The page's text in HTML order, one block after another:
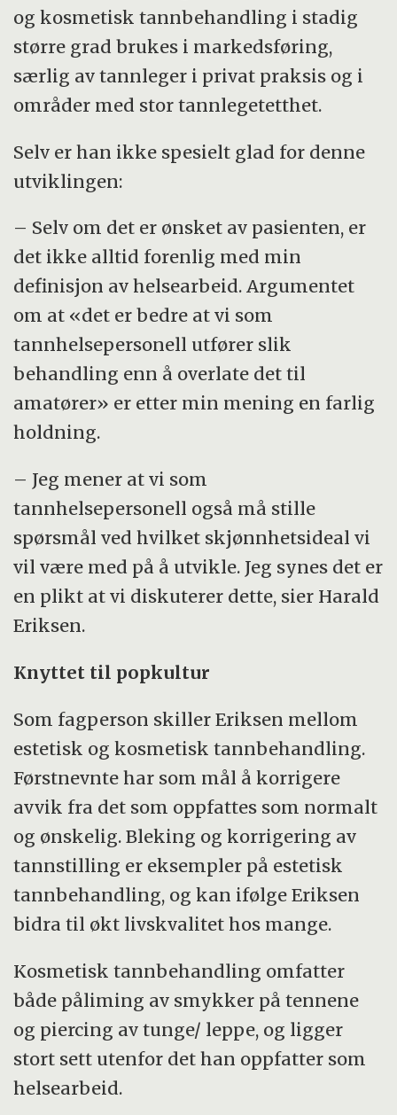
og kosmetisk tannbehandling i stadig
større grad brukes i markedsføring,
særlig av tannleger i privat praksis og i
områder med stor tannlegetetthet.
Selv er han ikke spesielt glad for denne
utviklingen:
– Selv om det er ønsket av pasienten, er
det ikke alltid forenlig med min
definisjon av helsearbeid. Argumentet
om at «det er bedre at vi som
tannhelsepersonell utfører slik
behandling enn å overlate det til
amatører» er etter min mening en farlig
holdning.
– Jeg mener at vi som
tannhelsepersonell også må stille
spørsmål ved hvilket skjønnhetsideal vi
vil være med på å utvikle. Jeg synes det er
en plikt at vi diskuterer dette, sier Harald
Eriksen.
Knyttet til popkultur
Som fagperson skiller Eriksen mellom
estetisk og kosmetisk tannbehandling.
Førstnevnte har som mål å korrigere
avvik fra det som oppfattes som normalt
og ønskelig. Bleking og korrigering av
tannstilling er eksempler på estetisk
tannbehandling, og kan ifølge Eriksen
bidra til økt livskvalitet hos mange.
Kosmetisk tannbehandling omfatter
både påliming av smykker på tennene
og piercing av tunge/ leppe, og ligger
stort sett utenfor det han oppfatter som
helsearbeid.